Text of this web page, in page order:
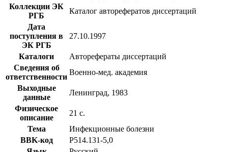
Коллекции ЭК
РГБ
Каталог авторефератов диссертаций
Дата
поступления в
ЭК РГБ
27.10.1997
Каталоги
Авторефераты диссертаций
Сведения об
ответственности
Военно-мед. академия
Выходные
данные
Ленинград, 1983
Физическое
описание
21 с.
Тема
Инфекционные болезни
BBK-код
Р514.131-5,0